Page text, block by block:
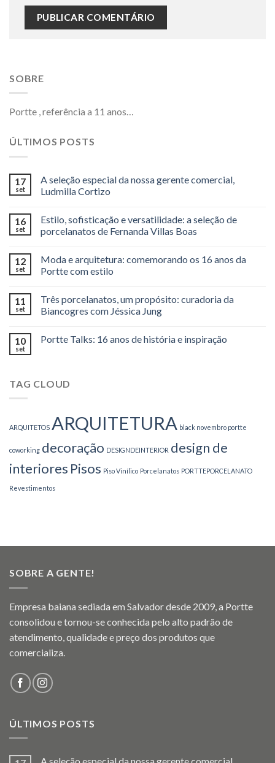
SOBRE
Portte , referência a 11 anos…
ÚLTIMOS POSTS
17
set
A seleção especial da nossa gerente comercial,
Ludmilla Cortizo
16
set
Estilo, sofisticação e versatilidade: a seleção de
porcelanatos de Fernanda Villas Boas
12
set
Moda e arquitetura: comemorando os 16 anos da
Portte com estilo
11
set
Três porcelanatos, um propósito: curadoria da
Biancogres com Jéssica Jung
10
set
Portte Talks: 16 anos de história e inspiração
TAG CLOUD
ARQUITETOS ARQUITETURA black novembro portte
coworking decoração DESIGNDEINTERIOR design de
interiores Pisos Piso Vinílico Porcelanatos PORTTEPORCELANATO
Revestimentos
SOBRE A GENTE!
Empresa baiana sediada em Salvador desde 2009, a Portte
consolidou e tornou-se conhecida pelo alto padrão de
atendimento, qualidade e preço dos produtos que
comercializa.
ÚLTIMOS POSTS